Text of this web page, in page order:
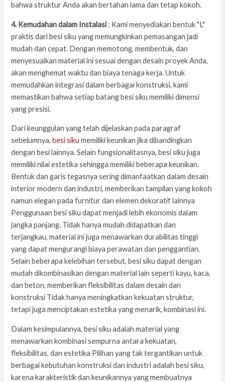
bahwa struktur Anda akan bertahan lama dan tetap kokoh.
4. Kemudahan dalam Instalasi: Kami menyediakan bentuk "L"
praktis dari besi siku yang memungkinkan pemasangan jadi
mudah dan cepat. Dengan memotong, membentuk, dan
menyesuaikan material ini sesuai dengan desain proyek Anda,
akan menghemat waktu dan biaya tenaga kerja. Untuk
memudahkan integrasi dalam berbagai konstruksi, kami
memastikan bahwa setiap batang besi siku memiliki dimensi
yang presisi.
Dari keunggulan yang telah dijelaskan pada paragraf
sebelumnya,besi siku memiliki keunikan jika dibandingkan
dengan besi lainnya. Selain fungsionalitasnya, besi siku juga
memiliki nilai estetika sehingga memiliki beberapa keunikan.
Bentuk dan garis tegasnya sering dimanfaatkan dalam desain
interior modern dan industri, memberikan tampilan yang kokoh
namun elegan pada furnitur dan elemen dekoratif lainnya
Penggunaan besi siku dapat menjadi lebih ekonomis dalam
jangka panjang. Tidak hanya mudah didapatkan dan
terjangkau, material ini juga menawarkan durabilitas tinggi
yang dapat mengurangi biaya perawatan dan penggantian.
Selain beberapa kelebihan tersebut, besi siku dapat dengan
mudah dikombinasikan dengan material lain seperti kayu, kaca,
dan beton, memberikan fleksibilitas dalam desain dan
konstruksi Tidak hanya meningkatkan kekuatan struktur,
tetapi juga menciptakan estetika yang menarik, kombinasi ini.
Dalam kesimpulannya, besi siku adalah material yang
menawarkan kombinasi sempurna antara kekuatan,
fleksibilitas, dan estetika Pilihan yang tak tergantikan untuk
berbagai kebutuhan konstruksi dan industri adalah besi siku,
karena karakteristik dan keunikannya yang membuatnya